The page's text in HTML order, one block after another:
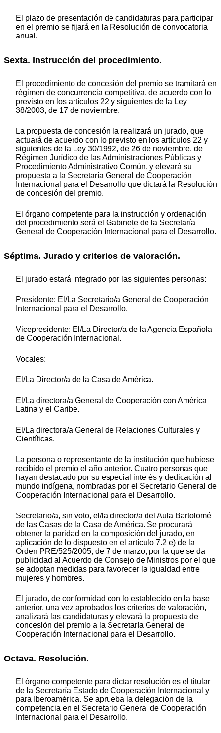
El plazo de presentación de candidaturas para participar
en el premio se fijará en la Resolución de convocatoria
anual.
Sexta. Instrucción del procedimiento.
El procedimiento de concesión del premio se tramitará en
régimen de concurrencia competitiva, de acuerdo con lo
previsto en los artículos 22 y siguientes de la Ley
38/2003, de 17 de noviembre.
La propuesta de concesión la realizará un jurado, que
actuará de acuerdo con lo previsto en los artículos 22 y
siguientes de la Ley 30/1992, de 26 de noviembre, de
Régimen Jurídico de las Administraciones Públicas y
Procedimiento Administrativo Común, y elevará su
propuesta a la Secretaría General de Cooperación
Internacional para el Desarrollo que dictará la Resolución
de concesión del premio.
El órgano competente para la instrucción y ordenación
del procedimiento será el Gabinete de la Secretaría
General de Cooperación Internacional para el Desarrollo.
Séptima. Jurado y criterios de valoración.
El jurado estará integrado por las siguientes personas:
Presidente: El/La Secretario/a General de Cooperación
Internacional para el Desarrollo.
Vicepresidente: El/La Director/a de la Agencia Española
de Cooperación Internacional.
Vocales:
El/La Director/a de la Casa de América.
El/La directora/a General de Cooperación con América
Latina y el Caribe.
El/La directora/a General de Relaciones Culturales y
Científicas.
La persona o representante de la institución que hubiese
recibido el premio el año anterior. Cuatro personas que
hayan destacado por su especial interés y dedicación al
mundo indígena, nombradas por el Secretario General de
Cooperación Internacional para el Desarrollo.
Secretario/a, sin voto, el/la director/a del Aula Bartolomé
de las Casas de la Casa de América. Se procurará
obtener la paridad en la composición del jurado, en
aplicación de lo dispuesto en el artículo 7.2 e) de la
Orden PRE/525/2005, de 7 de marzo, por la que se da
publicidad al Acuerdo de Consejo de Ministros por el que
se adoptan medidas para favorecer la igualdad entre
mujeres y hombres.
El jurado, de conformidad con lo establecido en la base
anterior, una vez aprobados los criterios de valoración,
analizará las candidaturas y elevará la propuesta de
concesión del premio a la Secretaría General de
Cooperación Internacional para el Desarrollo.
Octava. Resolución.
El órgano competente para dictar resolución es el titular
de la Secretaría Estado de Cooperación Internacional y
para Iberoamérica. Se aprueba la delegación de la
competencia en el Secretario General de Cooperación
Internacional para el Desarrollo.